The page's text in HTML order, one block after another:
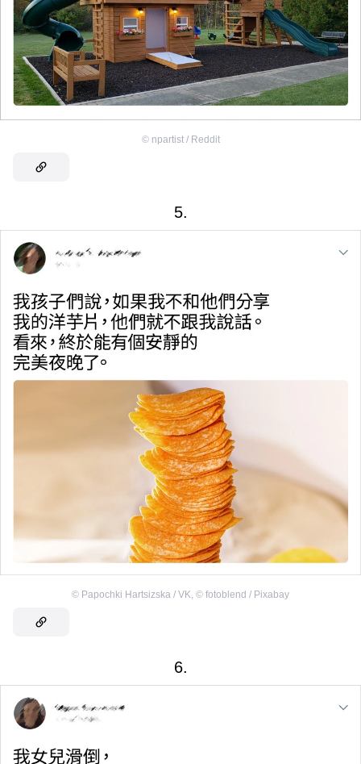
© npartist / Reddit
5.
© Papochki Hartsizska / VK, © fotoblend / Pixabay
6.